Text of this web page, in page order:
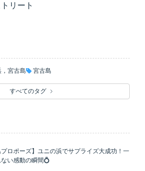
リート
宮古島 宮古島
すべてのタグ
プロポーズ】ユニの浜でサプライズ大成功！一
い感動の瞬間💍